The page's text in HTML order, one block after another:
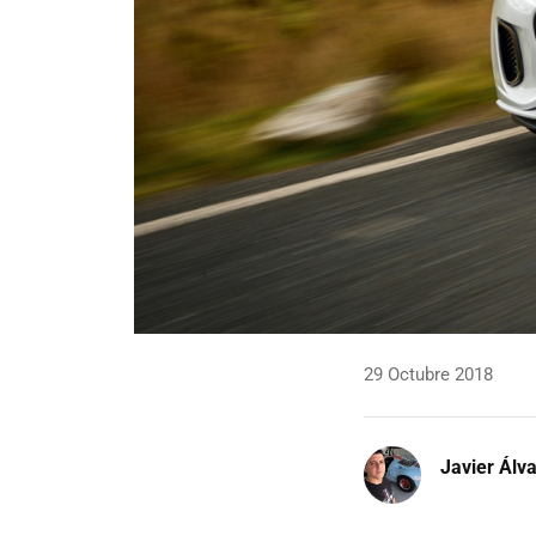
29 Octubre 2018
Javier